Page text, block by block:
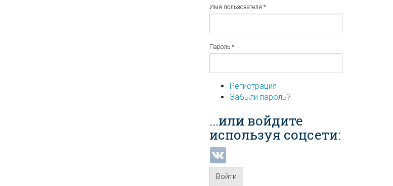
Имя пользователя *
Пароль *
Регистрация
Забыли пароль?
...или войдите
используя соцсети:
Войти